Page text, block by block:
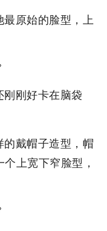
原始的脸型，上
刚好卡在脑袋
的戴帽子造型，帽
上宽下窄脸型，